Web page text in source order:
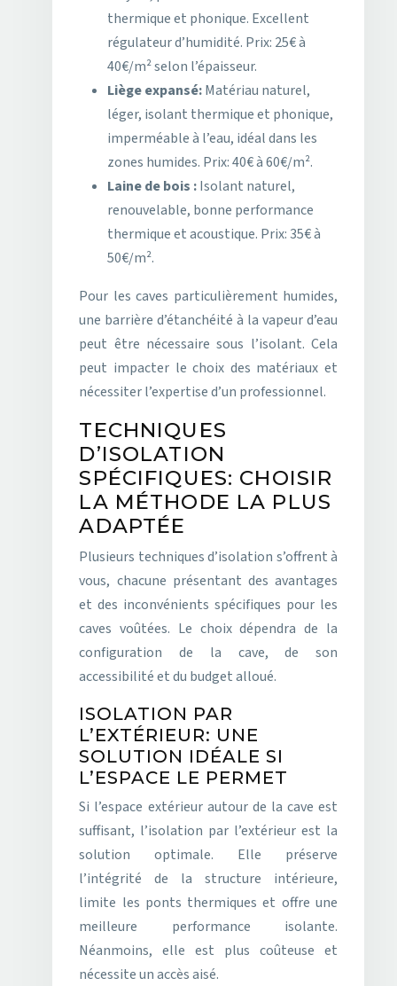
thermique et phonique. Excellent
régulateur d’humidité. Prix: 25€ à
40€/m² selon l’épaisseur.
Liège expansé:Matériau naturel,
léger, isolant thermique et phonique,
imperméable à l’eau, idéal dans les
zones humides. Prix: 40€ à 60€/m².
Laine de bois :Isolant naturel,
renouvelable, bonne performance
thermique et acoustique. Prix: 35€ à
50€/m².
Pour les caves particulièrement humides,
une barrière d’étanchéité à la vapeur d’eau
peut être nécessaire sous l’isolant. Cela
peut impacter le choix des matériaux et
nécessiter l’expertise d’un professionnel.
TECHNIQUES
D’ISOLATION
SPÉCIFIQUES: CHOISIR
LA MÉTHODE LA PLUS
ADAPTÉE
Plusieurs techniques d’isolation s’offrent à
vous, chacune présentant des avantages
et des inconvénients spécifiques pour les
caves voûtées. Le choix dépendra de la
configuration de la cave, de son
accessibilité et du budget alloué.
ISOLATION PAR
L’EXTÉRIEUR: UNE
SOLUTION IDÉALE SI
L’ESPACE LE PERMET
Si l’espace extérieur autour de la cave est
suffisant, l’isolation par l’extérieur est la
solution optimale. Elle préserve
l’intégrité de la structure intérieure,
limite les ponts thermiques et offre une
meilleure performance isolante.
Néanmoins, elle est plus coûteuse et
nécessite un accès aisé.